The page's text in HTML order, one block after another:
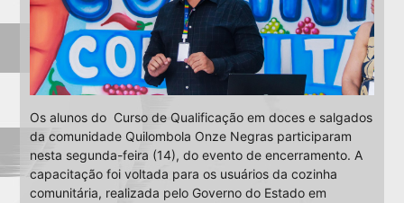
Os alunos do Curso de Qualificação em doces e salgados
da comunidade Quilombola Onze Negras participaram
nesta segunda-feira (14), do evento de encerramento. A
capacitação foi voltada para os usuários da cozinha
comunitária, realizada pelo Governo do Estado em